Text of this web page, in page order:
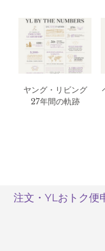
ヤング・リビング
27年間の軌跡
注文・YLおトク便